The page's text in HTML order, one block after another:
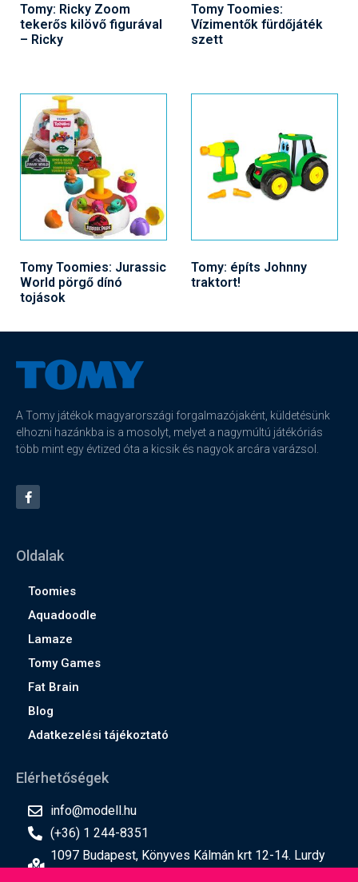
Tomy: Ricky Zoom
tekerős kilövő figurával
– Ricky
Tomy Toomies:
Vízimentők fürdőjáték
szett
Tomy Toomies: Jurassic
World pörgő dínó
tojások
Tomy: építs Johnny
traktort!
A Tomy játékok magyarországi forgalmazójaként, küldetésünk
elhozni hazánkba is a mosolyt, melyet a nagymúltú játékóriás
több mint egy évtized óta a kicsik és nagyok arcára varázsol.
Oldalak
Toomies
Aquadoodle
Lamaze
Tomy Games
Fat Brain
Blog
Adatkezelési tájékoztató
Elérhetőségek
info@modell.hu
(+36) 1 244-8351
1097 Budapest, Könyves Kálmán krt 12-14. Lurdy